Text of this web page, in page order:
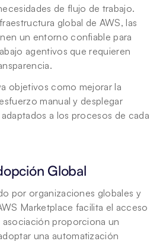
de flujo de trabajo.
global de AWS, las
un entorno confiable para
agentivos que requieren
objetivos como mejorar la
manual y desplegar
a los procesos de cada
Global
por organizaciones globales y
Marketplace facilita el acceso
asociación proporciona un
una automatización